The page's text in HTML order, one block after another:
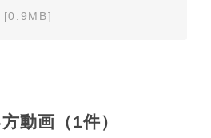
様ご相談センター」まで、ご
お願いします（※）。ただ
されている取扱説明書の対象機
理由でご購入できない場合も
[0.9MB]
動画（1件）